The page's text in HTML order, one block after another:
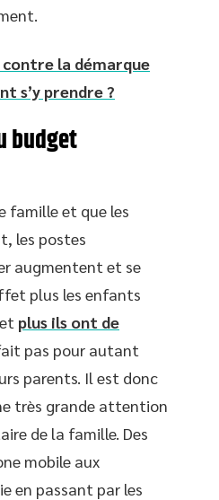
la démarque
s’y prendre ?
budget
famille et que les
les postes
augmentent et se
plus les enfants
plus ils ont de
pas pour autant
parents. Il est donc
très grande attention
de la famille. Des
mobile aux
en passant par les